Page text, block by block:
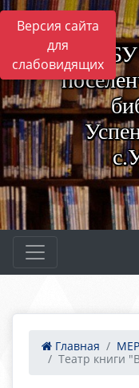
Версия сайта
для
слабовидящих
Главная
Театр книги